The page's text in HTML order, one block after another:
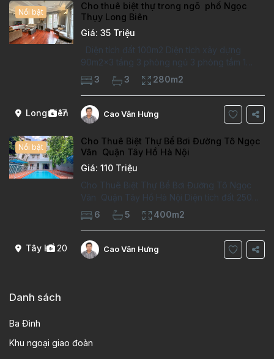
Long Biên
17
Nổi bật
Cho thuê biệt thự trong ngõ phố Ngọc
Thụy Long Biên
Giá: 35 Triệu
Diện tích đất 100m2 Diện tích xây dựng
90m2x3 tầng 3 phòng ngủ 3 phòng tắm 1
phòng làm việc Vị trí ý tưởng 10 phút đi bộ tới
trường việt pháp Ngôi nhà được thiết kế theo
kiểu phát cổ,trong khu dân
3 3 280m2
Cao Văn Hưng
Tây Hồ20
Nổi bật
Cho Thuê Biệt Thự Bể Bơi Đường Tô Ngọc
Vân Quận Tây Hồ Hà Nội
Giá: 110 Triệu
Cho Thuê Biệt Thự Bể Bơi Đường Tô Ngọc
Vân Quận Tây Hồ Hà Nội Diện tích đất 250m2
Diện tích xây dựng 100m2 Xây 4 tầng, 6
phòng ngủ 5 phòng tắm Tầng 1, , phòng
khách , phòng bếp-1wc Tầng 2, 2 phòng
6 5 400m2
Cao Văn Hưng
Danh sách
Ba Đình
Khu ngoại giao đoàn